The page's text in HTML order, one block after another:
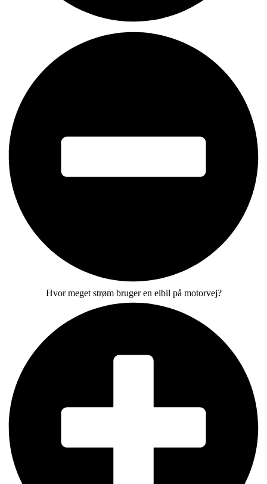
Hvor meget strøm bruger en elbil på motorvej?